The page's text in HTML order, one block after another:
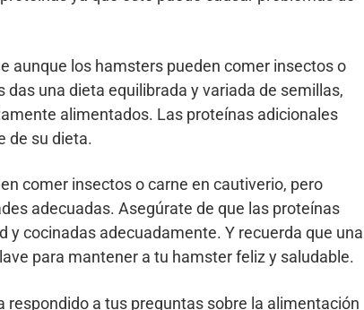
aunque los hamsters pueden comer insectos o
das una dieta equilibrada y variada de semillas,
alimentados. Las proteínas adicionales
de su dieta.
comer insectos o carne en cautiverio, pero
adecuadas. Asegúrate de que las proteínas
y cocinadas adecuadamente. Y recuerda que una
para mantener a tu hamster feliz y saludable.
respondido a tus preguntas sobre la alimentación